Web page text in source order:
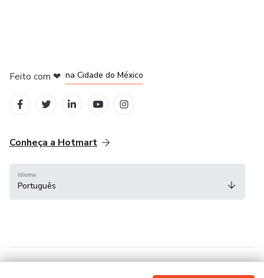
Feito com ❤ na Cidade do México
Conheça a Hotmart
Idioma
Português